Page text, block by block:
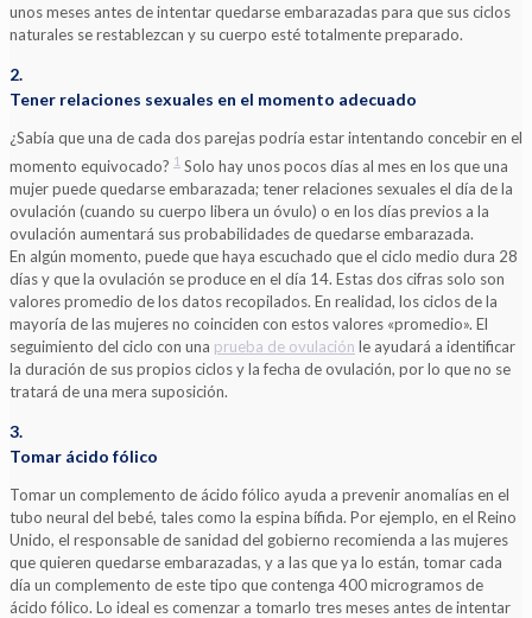
unos meses antes de intentar quedarse embarazadas para que sus ciclos
naturales se restablezcan y su cuerpo esté totalmente preparado.
2.
Tener relaciones sexuales en el momento adecuado
¿Sabía que una de cada dos parejas podría estar intentando concebir en el
momento equivocado? 1 Solo hay unos pocos días al mes en los que una
mujer puede quedarse embarazada; tener relaciones sexuales el día de la
ovulación (cuando su cuerpo libera un óvulo) o en los días previos a la
ovulación aumentará sus probabilidades de quedarse embarazada.
En algún momento, puede que haya escuchado que el ciclo medio dura 28
días y que la ovulación se produce en el día 14. Estas dos cifras solo son
valores promedio de los datos recopilados. En realidad, los ciclos de la
mayoría de las mujeres no coinciden con estos valores «promedio». El
seguimiento del ciclo con una prueba de ovulación le ayudará a identificar
la duración de sus propios ciclos y la fecha de ovulación, por lo que no se
tratará de una mera suposición.
3.
Tomar ácido fólico
Tomar un complemento de ácido fólico ayuda a prevenir anomalías en el
tubo neural del bebé, tales como la espina bífida. Por ejemplo, en el Reino
Unido, el responsable de sanidad del gobierno recomienda a las mujeres
que quieren quedarse embarazadas, y a las que ya lo están, tomar cada
día un complemento de este tipo que contenga 400 microgramos de
ácido fólico. Lo ideal es comenzar a tomarlo tres meses antes de intentar